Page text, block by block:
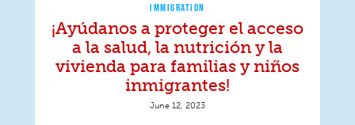
IMMIGRATION
¡Ayúdanos a proteger el acceso
a la salud, la nutrición y la
vivienda para familias y niños
inmigrantes!
June 12, 2023